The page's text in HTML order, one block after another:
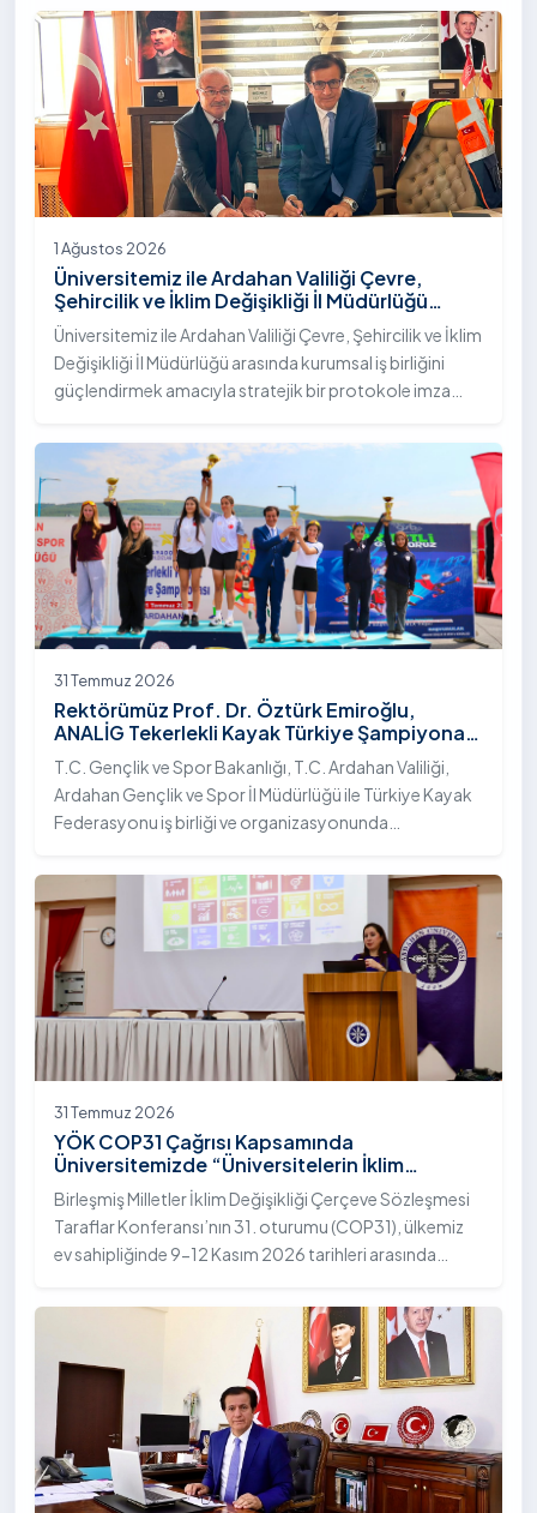
"İstifli Taş Tahkimatı" projesi titizlikle tamamlandı.
1 Ağustos 2026
Üniversitemiz ile Ardahan Valiliği Çevre,
Şehircilik ve İklim Değişikliği İl Müdürlüğü
Arasında İş Birliği Protokolü İmzalandı
Üniversitemiz ile Ardahan Valiliği Çevre, Şehircilik ve İklim
Değişikliği İl Müdürlüğü arasında kurumsal iş birliğini
güçlendirmek amacıyla stratejik bir protokole imza
31 Temmuz 2026
Rektörümüz Prof. Dr. Öztürk Emiroğlu,
ANALİG Tekerlekli Kayak Türkiye Şampiyonası
Ödül Töreni’ne Katıldı
T.C. Gençlik ve Spor Bakanlığı, T.C. Ardahan Valiliği,
Ardahan Gençlik ve Spor İl Müdürlüğü ile Türkiye Kayak
Federasyonu iş birliği ve organizasyonunda
Sezonu Tekerlekli Kayak Türkiye Şampiyonası, 30-31
Temmuz 2026 tarihlerinde Ardahan Üniversitesi Yenisey
Yerleşkesi ev sahipliğinde tamamlandı.
31 Temmuz 2026
YÖK COP31 Çağrısı Kapsamında
Üniversitemizde “Üniversitelerin İklim
Diplomasisindeki Rolü” Konulu Bilgilendirme
Toplantısı Yapıldı
Birleşmiş Milletler İklim Değişikliği Çerçeve Sözleşmesi
Taraflar Konferansı’nın 31. oturumu (COP31), ülkemiz
ev sahipliğinde 9-12 Kasım 2026 tarihleri arasında
Yükseköğretim Kurulu (YÖK), üniversitelerin akademik
katkı ve proje bildirimlerini koordine etme çağrısında
bulundu. Ardahan Üniversitesinde 31 Temmuz 2026
tarihinde bu çağrıya yönelik bir ön hazırlık toplantısı
düzenlendi.